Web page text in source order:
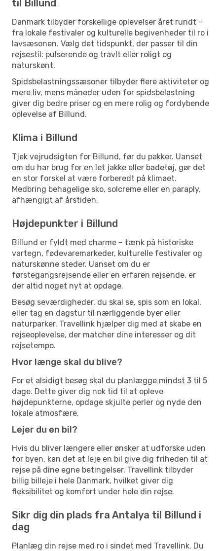
til Billund
Danmark tilbyder forskellige oplevelser året rundt –
fra lokale festivaler og kulturelle begivenheder til ro i
lavsæsonen. Vælg det tidspunkt, der passer til din
rejsestil: pulserende og travlt eller roligt og
naturskønt.
Spidsbelastningssæsoner tilbyder flere aktiviteter og
mere liv, mens måneder uden for spidsbelastning
giver dig bedre priser og en mere rolig og fordybende
oplevelse af Billund.
Klima i Billund
Tjek vejrudsigten for Billund, før du pakker. Uanset
om du har brug for en let jakke eller badetøj, gør det
en stor forskel at være forberedt på klimaet.
Medbring behagelige sko, solcreme eller en paraply,
afhængigt af årstiden.
Højdepunkter i Billund
Billund er fyldt med charme – tænk på historiske
vartegn, fødevaremarkeder, kulturelle festivaler og
naturskønne steder. Uanset om du er
førstegangsrejsende eller en erfaren rejsende, er
der altid noget nyt at opdage.
Besøg seværdigheder, du skal se, spis som en lokal,
eller tag en dagstur til nærliggende byer eller
naturparker. Travellink hjælper dig med at skabe en
rejseoplevelse, der matcher dine interesser og dit
rejsetempo.
Hvor længe skal du blive?
For et alsidigt besøg skal du planlægge mindst 3 til 5
dage. Dette giver dig nok tid til at opleve
højdepunkterne, opdage skjulte perler og nyde den
lokale atmosfære.
Lejer du en bil?
Hvis du bliver længere eller ønsker at udforske uden
for byen, kan det at leje en bil give dig friheden til at
rejse på dine egne betingelser. Travellink tilbyder
billig billeje i hele Danmark, hvilket giver dig
fleksibilitet og komfort under hele din rejse.
Sikr dig din plads fra Antalya til Billund i
dag
Planlæg din rejse med ro i sindet med Travellink. Du